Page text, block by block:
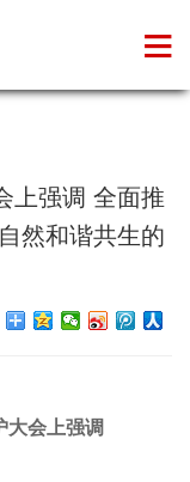
上强调 全面推
然和谐共生的
大会上强调